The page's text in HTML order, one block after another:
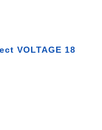
VOLTAGE 18